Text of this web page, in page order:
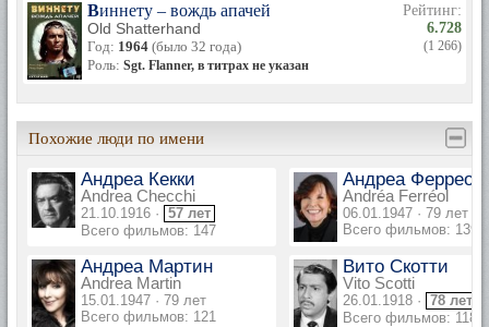
Виннету – вождь апачей
Old Shatterhand
Год: 1964 (было 32 года)
Роль: Sgt. Flanner, в титрах не указан
Рейтинг:
6.728
(1 266)
Похожие люди по имени
Андреа Кекки
Andrea Checchi
21.10.1916 · 57 лет
Всего фильмов: 147
Андреа
Andréa Ferréol
06.01.1947 · 79 лет
Всего фильмов: 139
Андреа Мартин
Andrea Martin
15.01.1947 · 79 лет
Всего фильмов: 121
Вито Скотти
Vito Scotti
26.01.1918 · 78 лет
Всего фильмов: 118